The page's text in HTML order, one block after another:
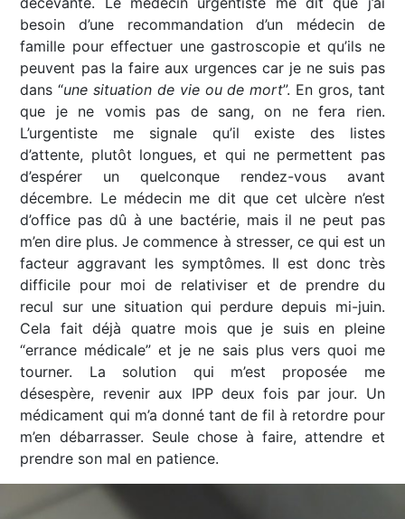
besoin d’une recommandation d’un médecin de
famille pour effectuer une gastroscopie et qu’ils ne
peuvent pas la faire aux urgences car je ne suis pas
dans “une situation de vie ou de mort”. En gros, tant
que je ne vomis pas de sang, on ne fera rien.
L’urgentiste me signale qu’il existe des listes
d’attente, plutôt longues, et qui ne permettent pas
d’espérer un quelconque rendez-vous avant
décembre. Le médecin me dit que cet ulcère n’est
d’office pas dû à une bactérie, mais il ne peut pas
m’en dire plus. Je commence à stresser, ce qui est un
facteur aggravant les symptômes. Il est donc très
difficile pour moi de relativiser et de prendre du
recul sur une situation qui perdure depuis mi-juin.
Cela fait déjà quatre mois que je suis en pleine
“errance médicale” et je ne sais plus vers quoi me
tourner. La solution qui m’est proposée me
désespère, revenir aux IPP deux fois par jour. Un
médicament qui m’a donné tant de fil à retordre pour
m’en débarrasser. Seule chose à faire, attendre et
prendre son mal en patience.